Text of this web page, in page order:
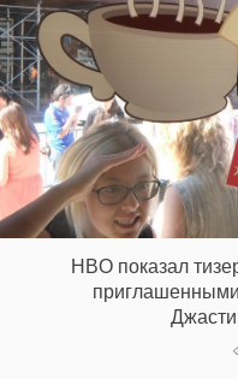
HBO показал